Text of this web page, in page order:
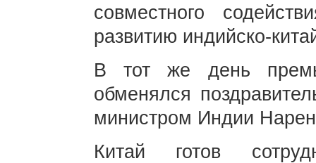
совместного
развитию индийско-
В тот же день
обменялся
министром Индии
Китай готов